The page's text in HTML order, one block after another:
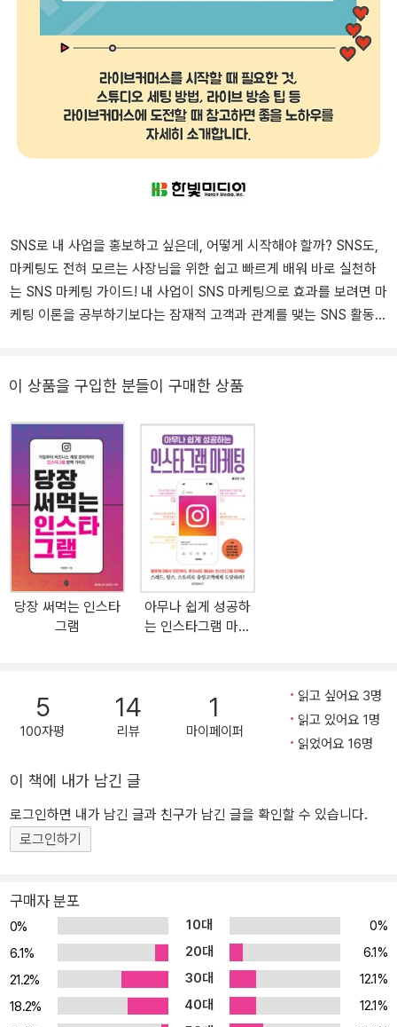
SNS로 내 사업을 홍보하고 싶은데, 어떻게 시작해야 할까? SNS도,
마케팅도 전혀 모르는 사장님을 위한 쉽고 빠르게 배워 바로 실천하
는 SNS 마케팅 가이드! 내 사업이 SNS 마케팅으로 효과를 보려면 마
케팅 이론을 공부하기보다는 잠재적 고객과 관계를 맺는 SNS 활동을
그동안 쌓아온 강의와 실무 경험을 바탕으로 내 사업에 실제로 도움
에 마케팅 전용 채널을 개설하는 방법부터 고객과 소통하는 콘텐츠를
만들고 업로드하는 방법, 고객과 지속적으로 관계를 맺고 유지하는
방법, 그리고 라이브커머스를 시작할 때 유용하게 참고할 수 있는 특
별부록까지 내 사업을 온라인상에 입소문 내기 위한 필수 노하우를
아낌없이 담았습니다. 어떤 독자를 위한 책인가? - SNS 마케팅을 쉽
게 배워 매출을 늘려보고 싶은 소규모 점포 사장님 - SNS 마케팅 활
동을 해봤지만 효과가 미미해 제대로 배워보고 싶은 자영업자 - SNS
마케팅을 배워보고 싶은 온오프라인 사업 창업자 또는 예비 창업자 -
이미 SNS 마케팅 도서를 봤지만 용어 등이 어려워 배우기 힘든 사람
- SNS 마케팅에 관심은 있지만 시작이 두려운 사람 이 책의 특징 ①
니다. 수많은 소상공인을 대상으로 강의와 컨설팅을 진행하는 저자가
인스타그램&네이버 블로그에서 내 사업의 잠재 고객과 소통하고 관
계 맺는 방법을 사업자 관점에서 자세히 가이드합니다. ② SNS 마케
팅의 핵심 노하우를 여러 가지 예시와 실제 사례를 통해 쉽게 설명한
필요한 부분은 도표나 그림을 통해 친절하고 자세하게 알려줍니다.
또한 실제 마케팅 콘텐츠 예시와 사례를 확인하며 SNS에서 고객이
을 알아봅니다. ③ 공부하는 것이 아닌, 바로 실천해 결과물을 만드는
SNS 마케팅을 한다! SNS 마케팅은 노하우를 배우는 것에 그치지 않
고 바로 실천해보는 것이 중요합니다. 실습이 필요한 내용은 단계별
로 과정을 나누어 바로 따라 할 수 있도록 구성했습니다. 내 사업을 실
제로 마케팅할 때 알아두면 좋을 유용한 지식과 꿀팁 등을 본문 적재
적소에 배치했습니다. ④ 라이브커머스 노하우를 담은 특별부록을 통
이 상품을 구입한 분들이 구매한 상품
당장 써먹는 인스타
그램
아무나 쉽게 성공하
는 인스타그램 마케
5
100자평
14
리뷰
1
마이페이퍼
읽고 싶어요 3명
읽고 있어요 1명
읽었어요 16명
이 책에 내가 남긴 글
로그인하면 내가 남긴 글과 친구가 남긴 글을 확인할 수 있습니다.
로그인하기
구매자 분포
0% 10대
0%
6.1%
20대
6.1%
21.2%
30대
12.1%
18.2%
40대
12.1%